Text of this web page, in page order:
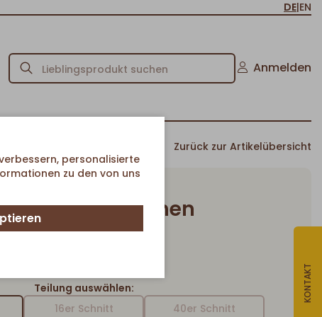
DE|EN
Anmelden
Zurück zur Artikelübersicht
20er Schnitt
Teilung auswählen:
16er Schnitt 40er Schnitt
KONTAKT
personalisierte
zu den von uns